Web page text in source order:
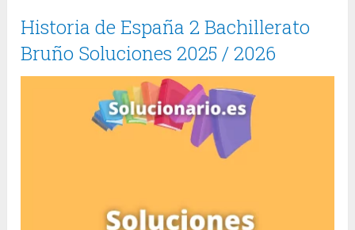
Historia de España 2 Bachillerato
Bruño Soluciones 2025 / 2026